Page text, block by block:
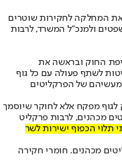
המחלקה לחקירות שוטרים
ולמנכ"ל המשרד, לרבות
החוק ובראשה את
לשתף פעולה עם כל גוף
של הפרקליטים
מפקח אלא לחוקר שיוסמך
מכהנים, לרבות פרקליט
תלוי הכפוף ישירות לשר
מכהנים. חומרי חקירה